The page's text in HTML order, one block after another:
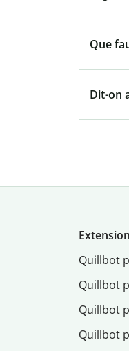
Que
Dit-on
Quillbot
Quillbot
Quillbot
Quillbot